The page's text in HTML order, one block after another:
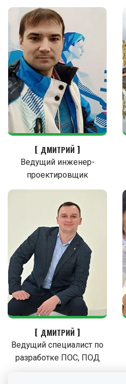
ДМИТРИЙ
Ведущий инженер-
проектировщик
ДМИТРИЙ
Ведущий специалист по
разработке ПОС, ПОД